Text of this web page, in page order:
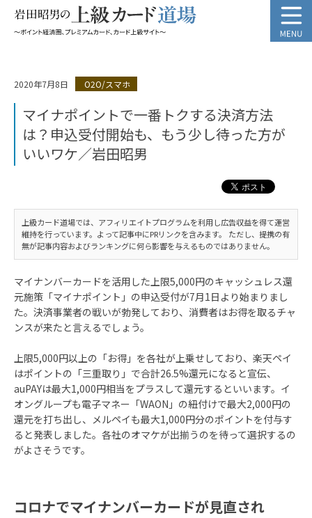
2020年7月8日 O2O/スマホ
マイナポイントで一番トクする決済方法
は？申込受付開始も、もう少し待った方が
いいワケ／岩田昭男
上級カード道場では、アフィリエイトプログラムを利用し広告収益を得て運営
維持を行っています。よって記事中にPRリンクを含みます。 ただし、提携の有
無が記事内容およびランキングに何ら影響を与えるものではありません。
マイナンバーカードを活用した上限5,000円のキャッシュレス還
元施策「マイナポイント」の申込受付が7月1日より始まりまし
た。決済事業者の戦いが勃発しており、消費者はお得を取るチャ
ンスが来たと言えるでしょう。
上限5,000円以上の「お得」を各社が上乗せしており、楽天ペイ
はポイントの「三重取り」で合計26.5%還元になると宣伝、
auPAYは最大1,000円相当をプラスして還元するといいます。イ
オングループも電子マネー「WAON」の紐付けで最大2,000円の
還元を打ち出し、メルペイも最大1,000円分のポイントを付与す
ると発表しました。各社のオマケが出揃うのを待って選択するの
がよさそうです。
コロナでマイナンバーカードが見直され